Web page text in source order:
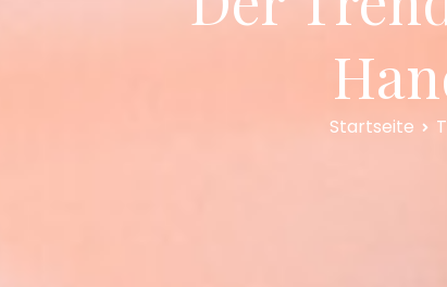
Startseite